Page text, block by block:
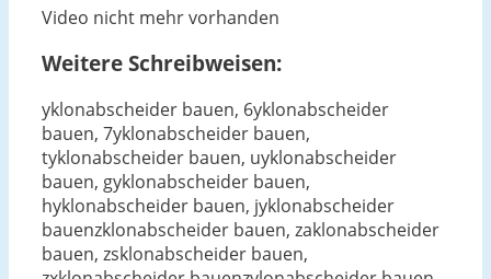
Video nicht mehr vorhanden
Weitere Schreibweisen:
yklonabscheider bauen, 6yklonabscheider
bauen, 7yklonabscheider bauen,
tyklonabscheider bauen, uyklonabscheider
bauen, gyklonabscheider bauen,
hyklonabscheider bauen, jyklonabscheider
bauenzklonabscheider bauen, zaklonabscheider
bauen, zsklonabscheider bauen,